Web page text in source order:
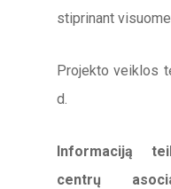
stiprinant
Projekto veiklos
d.
Informaciją
centrų